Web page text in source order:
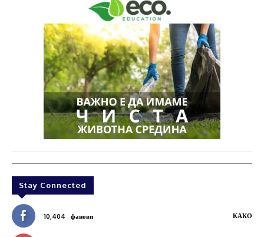
Stay Connected
10,404 фанови КАКО